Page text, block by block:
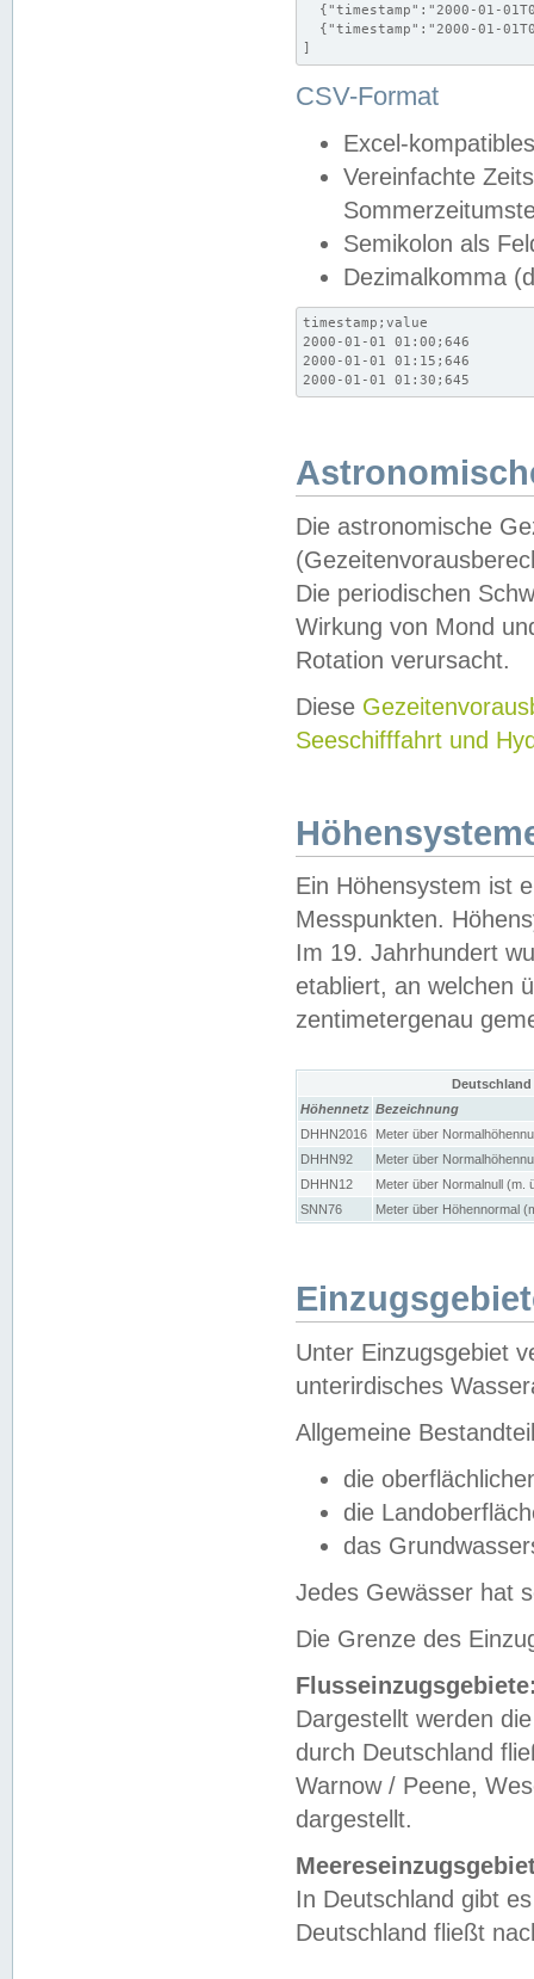
{"timestamp":"2000-01-
{"timestamp":"2000-01-
]
CSV-Format
Excel-
Vereinfachte
Semikolon als
Dezimalkomma
timestamp;value
2000-01-01 01:00;646
2000-01-01 01:15;646
2000-01-01 01:30;645
Die astronomische
Die periodischen
Wirkung von Mond
Rotation verursacht.
Diese
Seeschifffahrt und
Ein Höhensystem ist
Messpunkten.
Im 19. Jahrhundert
etabliert, an welchen
zentimetergenau
Höhennetz Bezeichnung
DHHN2016
Meter über
DHHN92
Meter über
DHHN12
Meter über Normalnull (m.
SNN76
Meter über Höhennormal
Unter Einzugsgebiet
unterirdisches
Allgemeine
die
die
das
Jedes Gewässer hat
Die Grenze des
Dargestellt werden
durch Deutschland
Warnow / Peene,
dargestellt.
In Deutschland gibt
Deutschland fließt